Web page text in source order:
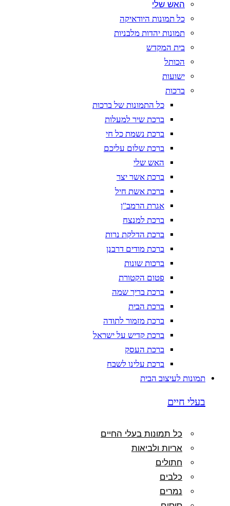
האש שלי
כל תמונות היודאיקה
תמונות יהדות מלבניות
בית המקדש
הכותל
ישועות
ברכות
כל התמונות של ברכות
ברכת שיר למעלות
ברכת נשמת כל חי
ברכת שלום עליכם
האש שלי
ברכת אשר יצר
ברכת אשת חיל
אגרת הרמב"ן
ברכת למנצח
ברכת הדלקת נרות
ברכת מודים דרבנן
ברכות שונות
פטום הקטורת
ברכת בריך שמה
ברכת הבית
ברכת מזמור לתודה
ברכת קדיש על ישראל
ברכת העסק
ברכת עלינו לשבח
תמונות לעיצוב הבית
בעלי חיים
כל תמונות בעלי החיים
אריות ולביאות
חתולים
כלבים
נמרים